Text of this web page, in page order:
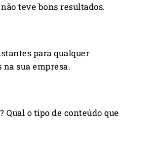
teve bons resultados.
para qualquer
sua empresa.
o tipo de conteúdo que